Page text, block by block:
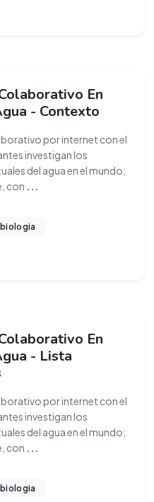
En
- Contexto
por internet con el
investigan los
del agua en el mundo;
con ...
En
- Lista
por internet con el
investigan los
del agua en el mundo;
con ...